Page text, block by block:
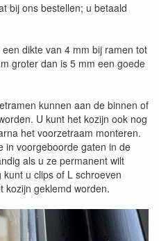
bij ons bestellen; u betaald
dikte van 4 mm bij ramen tot
groter dan is 5 mm een goede
kunnen aan de binnen of
U kunt het kozijn ook nog
het voorzetraam monteren.
in voorgeboorde gaten in de
als u ze permanent wilt
u clips of L schroeven
kozijn geklemd worden.